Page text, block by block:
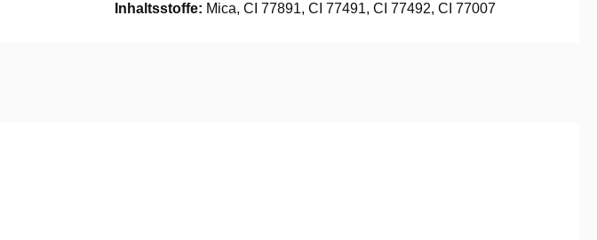
Inhaltsstoffe: Mica, CI 77891, CI 77491, CI 77492, CI 77007